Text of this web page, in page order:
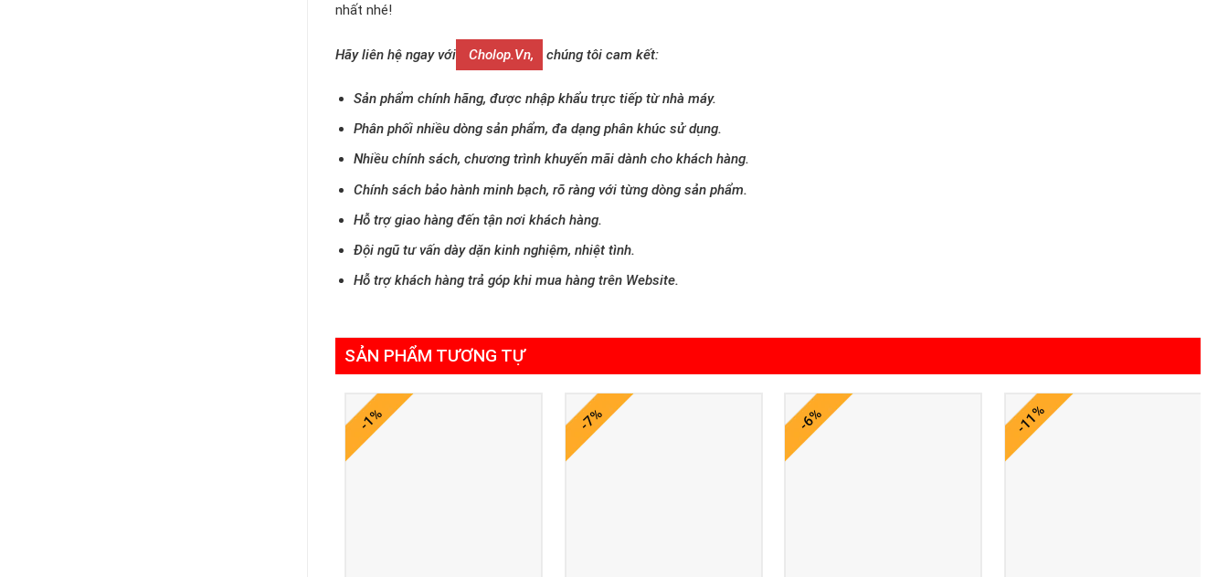
nhất nhé!
Hãy liên hệ ngay với Cholop.vn, chúng tôi cam kết:
Sản phẩm chính hãng, được nhập khẩu trực tiếp từ nhà máy.
Phân phối nhiều dòng sản phẩm, đa dạng phân khúc sử dụng.
Nhiều chính sách, chương trình khuyến mãi dành cho khách hàng.
Chính sách bảo hành minh bạch, rõ ràng với từng dòng sản phẩm.
Hỗ trợ giao hàng đến tận nơi khách hàng.
Đội ngũ tư vấn dày dặn kinh nghiệm, nhiệt tình.
Hỗ trợ khách hàng trả góp khi mua hàng trên Website.
SẢN PHẨM TƯƠNG TỰ
-1% -7% -6% -11%